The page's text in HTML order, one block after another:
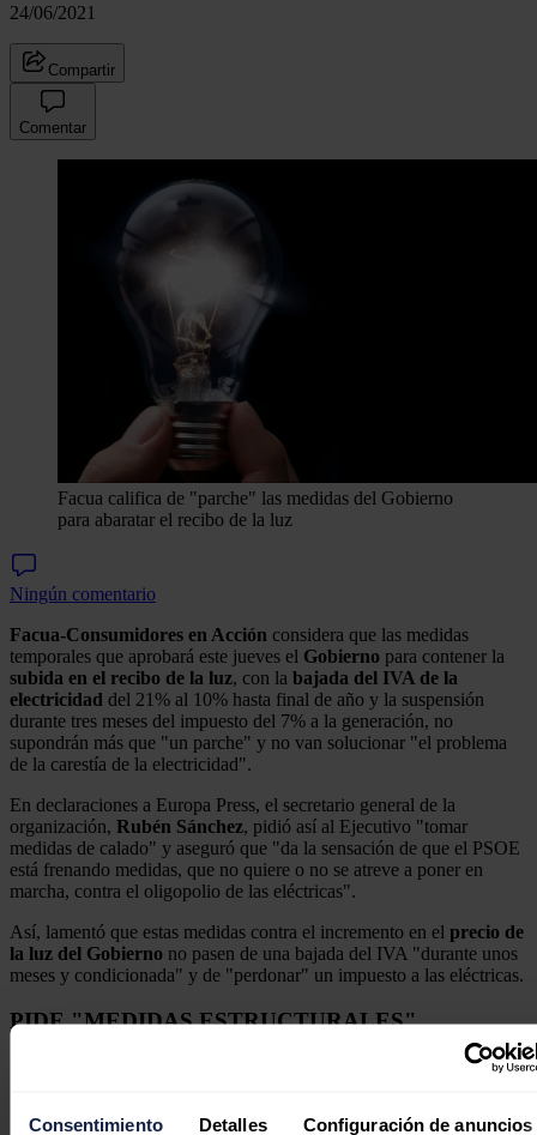
Consentimiento Detalles Configuración de anuncios
24/06/2021
Compartir
Comentar
Facua califica de "parche" las medidas del Gobierno
para abaratar el recibo de la luz
Ningún comentario
Facua-Consumidores en Acción considera que las medidas
temporales que aprobará este jueves el Gobierno para contener la
subida en el recibo de la luz, con la bajada del IVA de la
electricidad del 21% al 10% hasta final de año y la suspensión
durante tres meses del impuesto del 7% a la generación, no
supondrán más que "un parche" y no van solucionar "el problema
de la carestía de la electricidad".
En declaraciones a Europa Press, el secretario general de la
organización, Rubén Sánchez, pidió así al Ejecutivo "tomar
medidas de calado" y aseguró que "da la sensación de que el PSOE
está frenando medidas, que no quiere o no se atreve a poner en
marcha, contra el oligopolio de las eléctricas".
Así, lamentó que estas medidas contra el incremento en el precio de
la luz del Gobierno no pasen de una bajada del IVA "durante unos
meses y condicionada" y de "perdonar" un impuesto a las eléctricas.
PIDE "MEDIDAS ESTRUCTURALES"
Por ello, pidió acometer "medidas estructurales", como un cambio